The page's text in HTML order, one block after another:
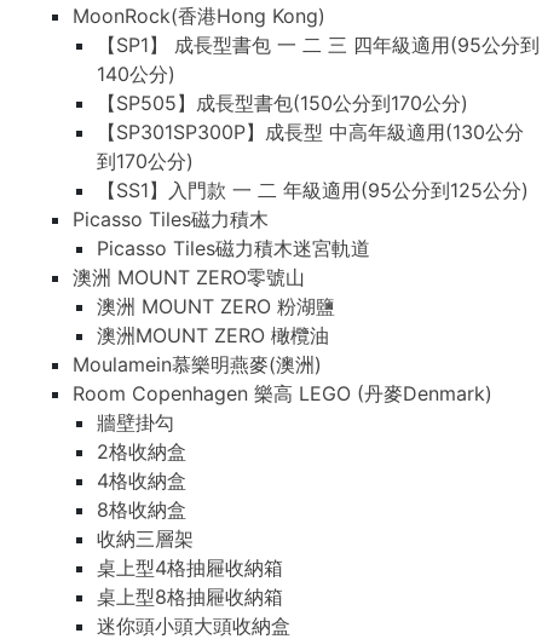
MoonRock(香港Hong Kong)
【SP1】 成長型書包 一 二 三 四年級適用(95公分到
140公分)
【SP505】成長型書包(150公分到170公分)
【SP301SP300P】成長型 中高年級適用(130公分
到170公分)
【SS1】入門款 一 二 年級適用(95公分到125公分)
Picasso Tiles磁力積木
Picasso Tiles磁力積木迷宮軌道
澳洲 MOUNT ZERO零號山
澳洲 MOUNT ZERO 粉湖鹽
澳洲MOUNT ZERO 橄欖油
Moulamein慕樂明燕麥(澳洲)
Room Copenhagen 樂高 LEGO (丹麥Denmark)
牆壁掛勾
2格收納盒
4格收納盒
8格收納盒
收納三層架
桌上型4格抽屜收納箱
桌上型8格抽屜收納箱
迷你頭小頭大頭收納盒